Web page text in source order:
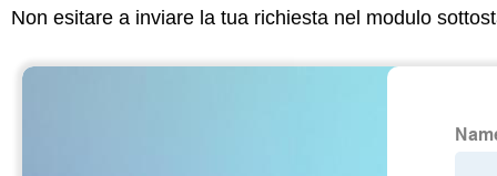
Non esitare a inviare la tua richiesta nel modulo